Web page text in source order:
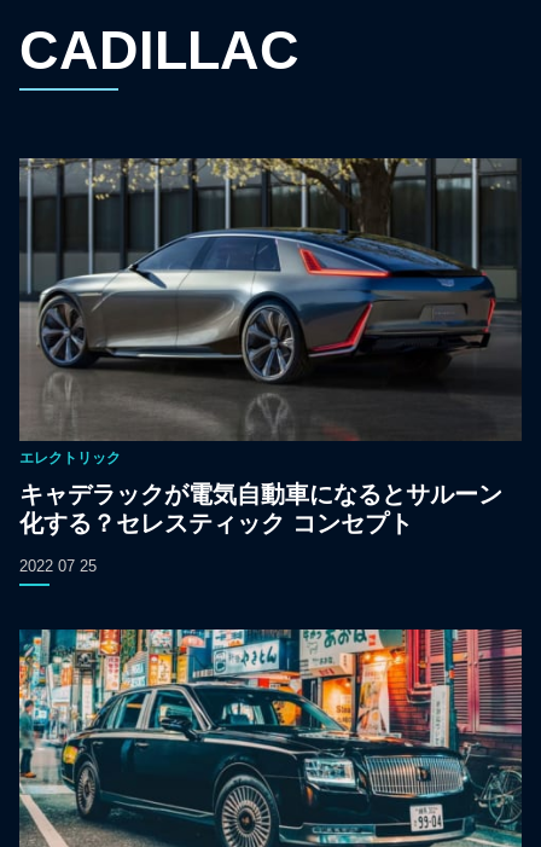
CADILLAC
エレクトリック
キャデラックが電気自動車になるとサルーン
化する？セレスティック コンセプト
2022 07 25